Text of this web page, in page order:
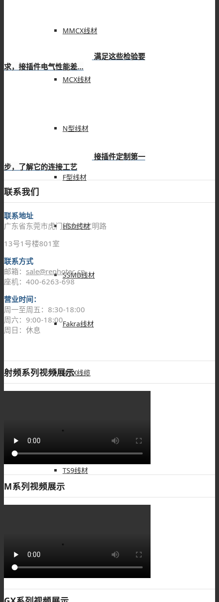
MMCX线材
MCX线材
N型线材
F型线材
HSD线材
SSMB线材
Fakra线材
IPEX线缆
TS9线材
SMC线材
满足这些检验要
求，接插件电气性能差…
接插件定制第一
步，了解它的连接工艺
联系我们
联系地址
广东省东莞市虎门镇大宁文明路
13号1号楼801室
联系方式
邮箱： sale@renhotec.cn
座机：400-6263-698
营业时间：
周一至周五：8:30-18:00
周六：9:00-18:00
周日：休息
射频系列视频展示
M系列视频展示